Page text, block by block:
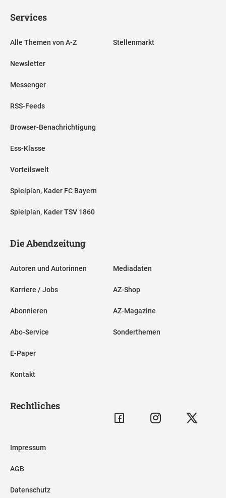
Services
Alle Themen von A-Z
Newsletter
Messenger
RSS-Feeds
Browser-Benachrichtigung
Ess-Klasse
Vorteilswelt
Spielplan, Kader FC Bayern
Spielplan, Kader TSV 1860
Stellenmarkt
Die Abendzeitung
Autoren und Autorinnen
Karriere / Jobs
Abonnieren
Abo-Service
E-Paper
Kontakt
Mediadaten
AZ-Shop
AZ-Magazine
Sonderthemen
Rechtliches
Impressum
AGB
Datenschutz